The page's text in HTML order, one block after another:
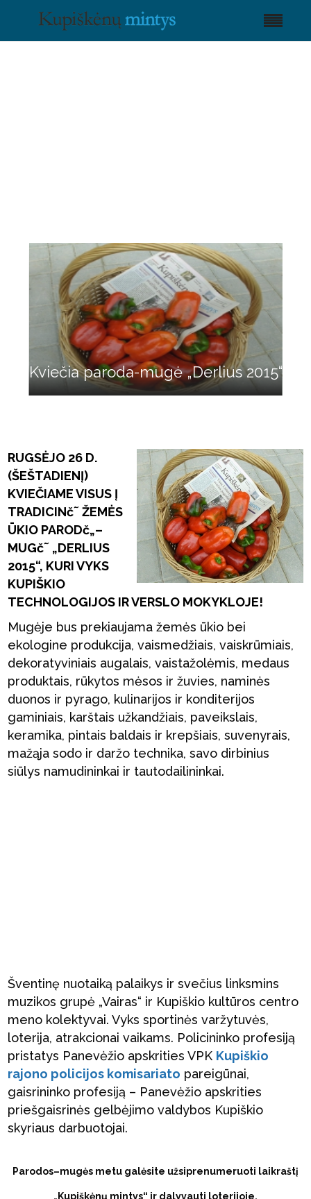
Kviečia paroda-mugė „Derlius 2015“
RUGSĖJO 26 D.
(ŠEŠTADIENĮ)
KVIEČIAME VISUS Į
TRADICINč˜ ŽEMĖS
ŪKIO PARODč„–
MUGč˜ „DERLIUS
2015“, KURI VYKS
KUPIŠKIO
TECHNOLOGIJOS IR VERSLO MOKYKLOJE!
Mugėje bus prekiaujama žemės ūkio bei
ekologine produkcija, vaismedžiais, vaiskrūmiais,
dekoratyviniais augalais, vaistažolėmis, medaus
produktais, rūkytos mėsos ir žuvies, naminės
duonos ir pyrago, kulinarijos ir konditerijos
gaminiais, karštais užkandžiais, paveikslais,
keramika, pintais baldais ir krepšiais, suvenyrais,
mažąja sodo ir daržo technika, savo dirbinius
siūlys namudininkai ir tautodailininkai.
Šventinę nuotaiką palaikys ir svečius linksmins
muzikos grupė „Vairas“ ir Kupiškio kultūros centro
meno kolektyvai. Vyks sportinės varžytuvės,
loterija, atrakcionai vaikams. Policininko profesiją
pristatys Panevėžio apskrities VPK Kupiškio
rajono policijos komisariato pareigūnai,
gaisrininko profesiją – Panevėžio apskrities
priešgaisrinės gelbėjimo valdybos Kupiškio
skyriaus darbuotojai.
Parodos–mugės metu galėsite užsiprenumeruoti laikraštį
„Kupiškėnų mintys“ ir dalyvauti loterijoje.